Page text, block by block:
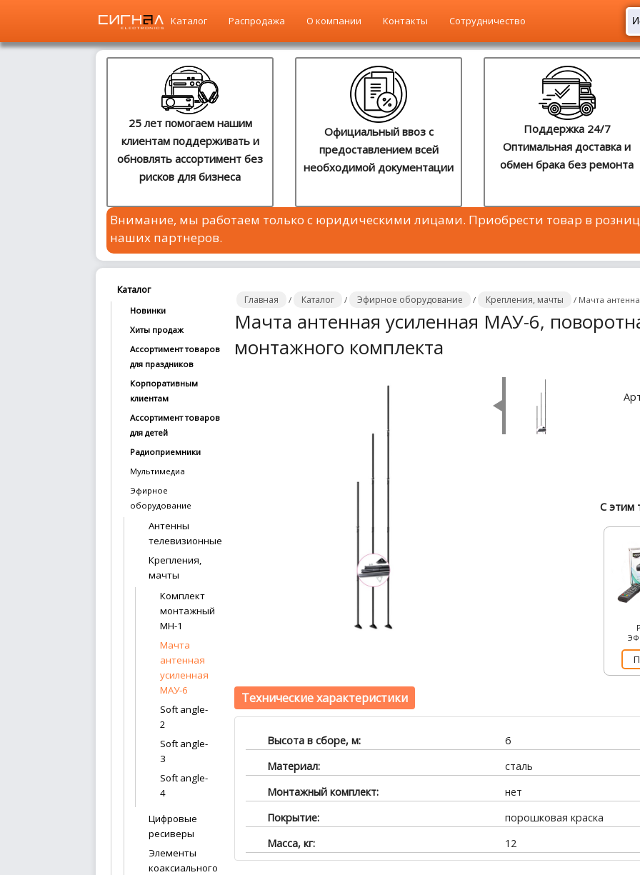
Сотрудничество
Каталог Распродажа О компании Контакты Сотрудничество
25 лет помогаем нашим
клиентам поддерживать и
обновлять ассортимент без
рисков для бизнеса
Официальный ввоз с
предоставлением всей
необходимой документации
Поддержка 24/7
Оптимальная доставка и
обмен брака без ремонта
Внимание, мы работаем только с юридическими лицами. Приобрести товар в
наших партнеров.
Главная / Каталог / Эфирное оборудование / Крепления, мачты / Мачта
Мачта антенная усиленная МАУ-6,
монтажного комплекта
С этим
Технические характеристики
Высота в сборе, м:
6
Материал:
сталь
Монтажный комплект:
нет
Покрытие:
порошковая краска
Масса, кг:
12
Каталог
Новинки
Хиты продаж
Ассортимент товаров
для праздников
Корпоративным
клиентам
Ассортимент товаров
для детей
Радиоприемники
Мультимедиа
Эфирное
оборудование
Антенны
телевизионные
Крепления,
мачты
Комплект
монтажный
МН-1
Мачта
антенная
усиленная
МАУ-6
Soft angle-
2
Soft angle-
3
Soft angle-
4
Цифровые
ресиверы
Элементы
коаксиального